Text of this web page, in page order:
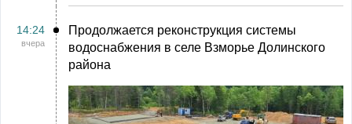
14:24
вчера
Продолжается реконструкция системы
водоснабжения в селе Взморье Долинского
района